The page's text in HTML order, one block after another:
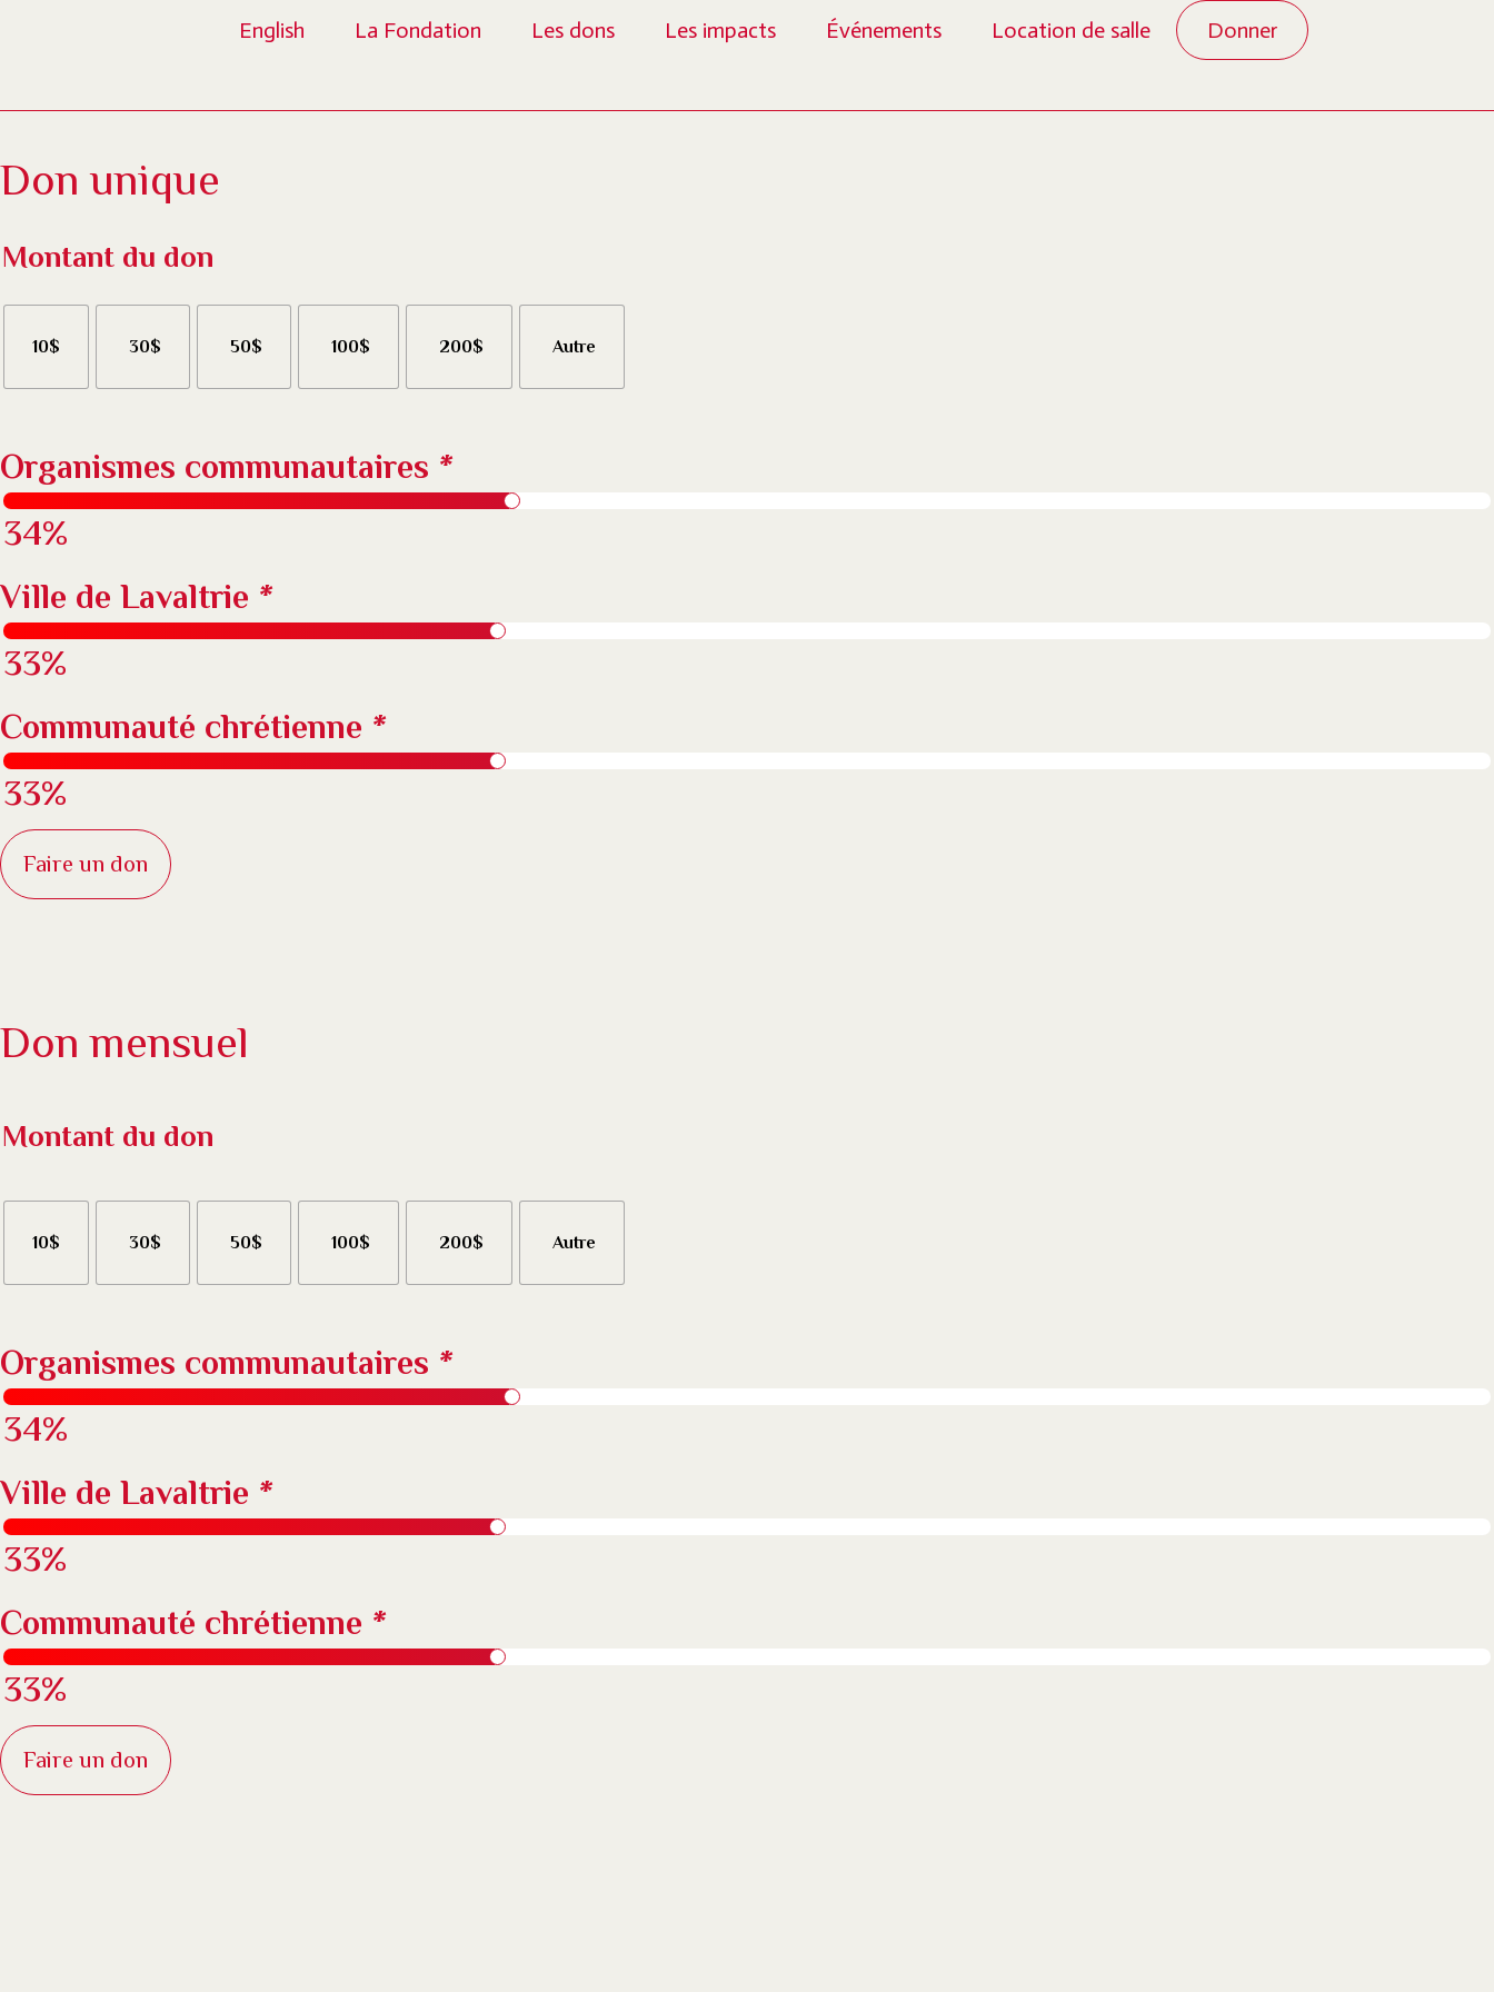
English La Fondation Les dons Les impacts Événements Location de salle Donner
Don unique
Montant du don
10$ 30$ 50$ 100$ 200$ Autre
Organismes communautaires *
34%
Ville de Lavaltrie *
33%
Communauté chrétienne *
33%
Faire un don
Don mensuel
Montant du don
10$ 30$ 50$ 100$ 200$ Autre
Organismes communautaires *
34%
Ville de Lavaltrie *
33%
Communauté chrétienne *
33%
Faire un don